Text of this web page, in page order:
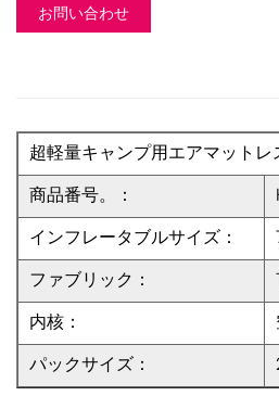
お問い合わせ
超軽量キャンプ用エアマットレ
商品番号。：
インフレータブルサイズ：
ファブリック：
内核：
パックサイズ：